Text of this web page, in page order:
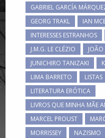
GABRIEL GARCÍA
GEORG TRAKL
IAN
INTERESSES ESTRANHOS
J.M.G. LE CLÉZIO
JOÃO
JUNICHIRO TANIZAKI
LIMA BARRETO
LISTAS
LITERATURA ERÓTICA
LIVROS QUE MINHA MÃE
MARCEL PROUST
MORRISSEY
NAZISMO